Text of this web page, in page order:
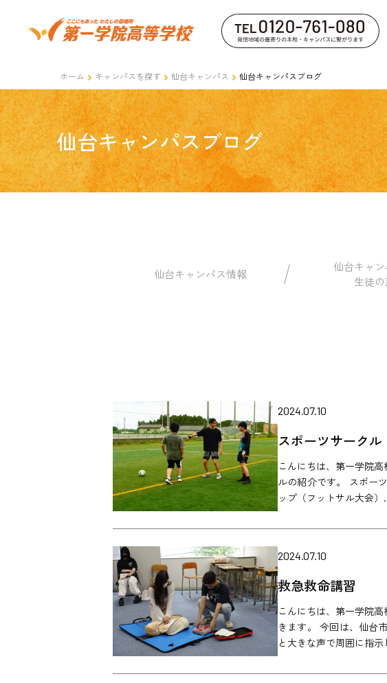
ホーム キャンパスを探す 仙台キャンパス 仙台キャンパスブログ
仙台キャンパスブログ
仙台キャンパス情報
仙台キャ
生徒
2024.07.10
スポーツサークル
こんにちは、第一学院
ルの紹介です。 スポー
ップ（フットサル大会）
2024.07.10
救急救命講習
こんにちは、第一学院
きます。 今回は、仙台
と大きな声で周囲に指示